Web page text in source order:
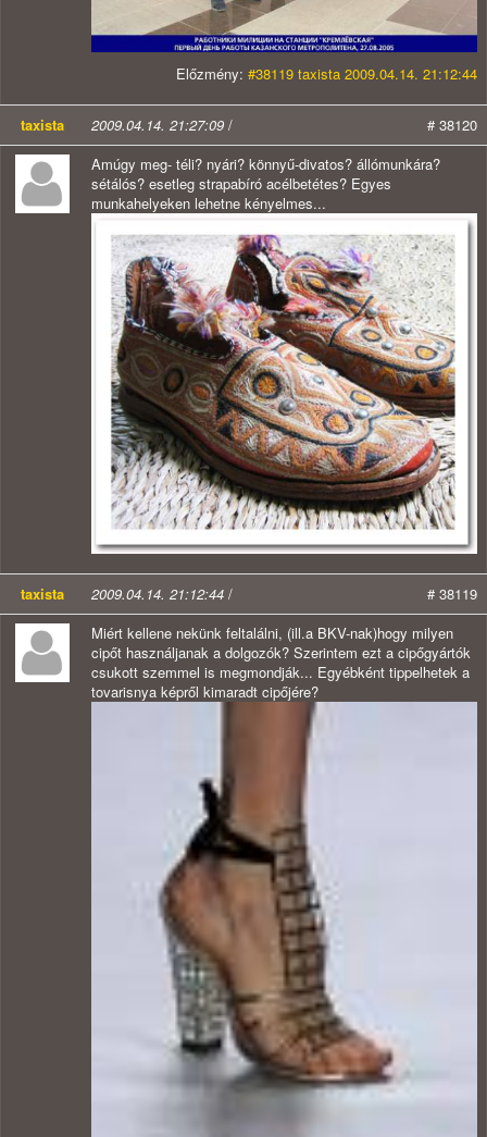
Előzmény: #38119 taxista 2009.04.14. 21:12:44
taxista 2009.04.14. 21:27:09 /
# 38120
Amúgy meg- téli? nyári? könnyű-divatos? állómunkára?
sétálós? esetleg strapabíró acélbetétes? Egyes
munkahelyeken lehetne kényelmes...
taxista 2009.04.14. 21:12:44 /
# 38119
Miért kellene nekünk feltalálni, (ill.a BKV-nak)hogy milyen
cipőt használjanak a dolgozók? Szerintem ezt a cipőgyártók
csukott szemmel is megmondják... Egyébként tippelhetek a
tovarisnya képről kimaradt cipőjére?